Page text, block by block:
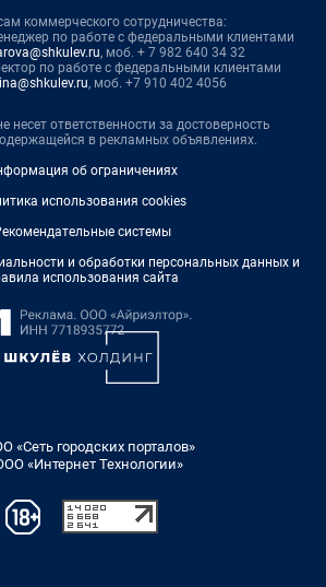
коммерческого сотрудничества:
по работе с федеральными клиентами
, моб. + 7 982 640 34 32
по работе с федеральными клиентами
, моб. +7 910 402 4056
несет ответственности за достоверность
в рекламных объявлениях.
об ограничениях
использования cookies
системы
и обработки персональных данных и
использования сайта
«Сеть городских порталов»
«Интернет Технологии»